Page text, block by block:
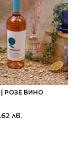
| РОЗЕ ВИНО
лв.